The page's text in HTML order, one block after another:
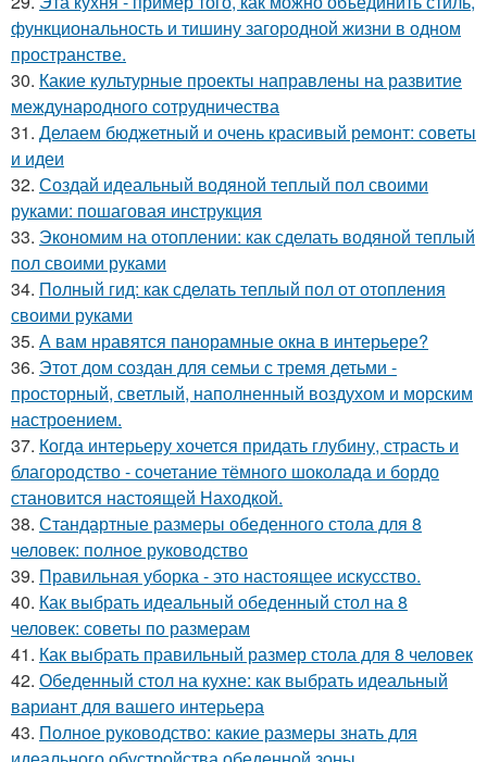
функциональность и тишину загородной жизни в одном
пространстве.
30. Какие культурные проекты направлены на развитие
международного сотрудничества
31. Делаем бюджетный и очень красивый ремонт: советы
и идеи
32. Создай идеальный водяной теплый пол своими
руками: пошаговая инструкция
33. Экономим на отоплении: как сделать водяной теплый
пол своими руками
34. Полный гид: как сделать теплый пол от отопления
своими руками
35. А вам нравятся панорамные окна в интерьере?
36. Этот дом создан для семьи с тремя детьми -
просторный, светлый, наполненный воздухом и морским
настроением.
37. Когда интерьеру хочется придать глубину, страсть и
благородство - сочетание тёмного шоколада и бордо
становится настоящей Находкой.
38. Стандартные размеры обеденного стола для 8
человек: полное руководство
39. Правильная уборка - это настоящее искусство.
40. Как выбрать идеальный обеденный стол на 8
человек: советы по размерам
41. Как выбрать правильный размер стола для 8 человек
42. Обеденный стол на кухне: как выбрать идеальный
вариант для вашего интерьера
43. Полное руководство: какие размеры знать для